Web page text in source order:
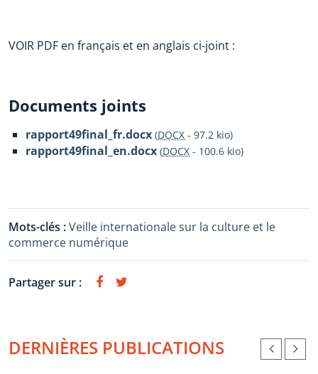
VOIR PDF en français et en anglais ci-joint :
Documents joints
rapport49final_fr.docx (DOCX - 97.2 kio)
rapport49final_en.docx (DOCX - 100.6 kio)
Mots-clés :Veille internationale sur la culture et le
commerce numérique
Partager sur :
DERNIÈRES PUBLICATIONS